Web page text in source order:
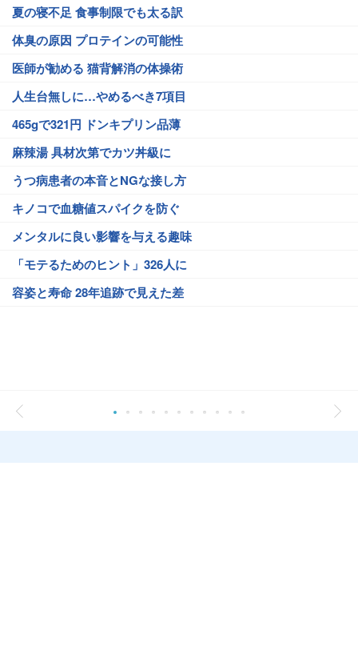
夏の寝不足 食事制限でも太る訳
体臭の原因 プロテインの可能性
医師が勧める 猫背解消の体操術
人生台無しに…やめるべき7項目
465gで321円 ドンキプリン品薄
麻辣湯 具材次第でカツ丼級に
うつ病患者の本音とNGな接し方
キノコで血糖値スパイクを防ぐ
メンタルに良い影響を与える趣味
「モテるためのヒント」326人に
容姿と寿命 28年追跡で見えた差